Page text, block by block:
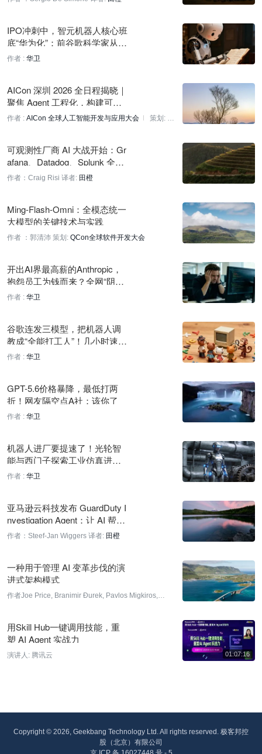
Explabs AI 在 YC 平台发布，宣称成本降低97%
1 小时前
1 小时前
KDD2026亚马逊将办晚间交流会，多位技术专家出席
英伟达发布Vera Rubin NVL72计算托盘：1分钟全自动组装
2 小时前
PyTorch：预训练效率提升加速前沿探索，TorchTitan 持续优化
谷歌云推GEAR计划，免费课程助力构建自主智能体
2 小时前
IPO冲刺中，智元机器人核心班
底“华为化”：前谷歌科学家从合
伙人名单消失
作者 : 华卫
AICon 深圳 2026 全日程揭晓｜
聚焦 Agent 工程化，构建可靠
智能的技术路径
作者 : AICon 全球人工智能开发与应用大会
策划:
可观测性厂商 AI 大战开始：Gr
afana、Datadog、Splunk 全部
入场
作者：Craig Risi 译者: 田橙
Ming-Flash-Omni：全模态统一
大模型的关键技术与实践
作者 ：郭清沛 策划: QCon全球软件开发大会
开出AI界最高薪的Anthropic，
抱怨员工为钱而来？全网“阴
阳”：和你死活反开源一样
作者 : 华卫
谷歌连发三模型，把机器人调
教成“全能打工人”！几小时速
配、从头控到脚，还能“组团”开
作者 : 华卫
GPT-5.6价格暴降，最低打两
折！网友隔空点A社：该你了
作者 : 华卫
机器人进厂要提速了！光轮智
能与西门子探索工业仿真进入
机器学习的新路径
作者 : 华卫
亚马逊云科技发布 GuardDuty I
nvestigation Agent：让 AI 帮安
全团队追查攻击线索
作者：Steef-Jan Wiggers 译者: 田橙
一种用于管理 AI 变革步伐的演
进式架构模式
作者Joe Price, Branimir Đurek, Pavlos Migkiros,
用Skill Hub一键调用技能，重
塑 AI Agent 实战力
演讲人: 腾讯云
Copyright © 2026, Geekbang Technology Ltd. All rights reserved. 极客邦控
股（北京）有限公司